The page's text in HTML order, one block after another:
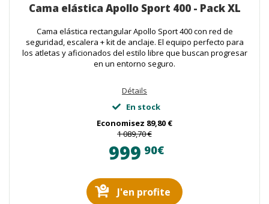
Cama elástica Apollo Sport 400 - Pack XL
Cama elástica rectangular Apollo Sport 400 con red de
seguridad, escalera + kit de anclaje. El equipo perfecto para
los atletas y aficionados del estilo libre que buscan progresar
en un entorno seguro.
Détails
En stock
Economisez 89,80 €
1 089,70 €
999 90€
J'en profite